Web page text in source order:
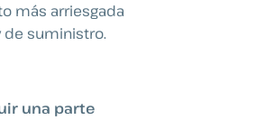
más arriesgada
de suministro.
una parte